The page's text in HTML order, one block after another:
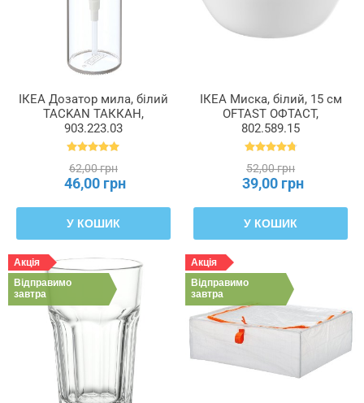
ІКЕА Дозатор мила, білий
TACKAN ТАККАН,
903.223.03
62,00 грн
46,00 грн
У КОШИК
ІКЕА Миска, білий, 15 см
OFTAST ОФТАСТ,
802.589.15
52,00 грн
39,00 грн
У КОШИК
Акція
Відправимо
завтра
Акція
Відправимо
завтра